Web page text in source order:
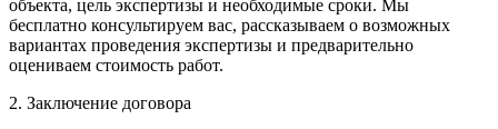
объекта, цель экспертизы и необходимые сроки. Мы
бесплатно консультируем вас, рассказываем о возможных
вариантах проведения экспертизы и предварительно
оцениваем стоимость работ.
2. Заключение договора